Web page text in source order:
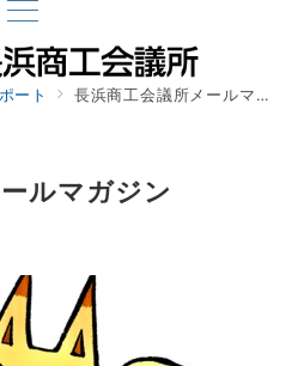
ート 長浜商工会議所メールマガジン vol.136
ールマガジン